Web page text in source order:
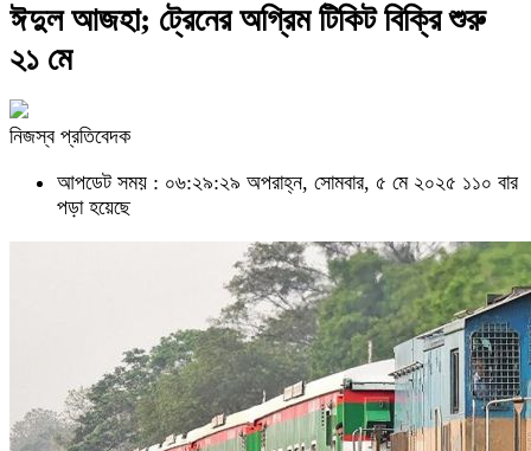
ঈদুল আজহা; ট্রেনের অগ্রিম টিকিট বিক্রি শুরু
২১ মে
নিজস্ব প্রতিবেদক
আপডেট সময় : ০৬:২৯:২৯ অপরাহ্ন, সোমবার, ৫ মে ২০২৫ ১১০ বার
পড়া হয়েছে